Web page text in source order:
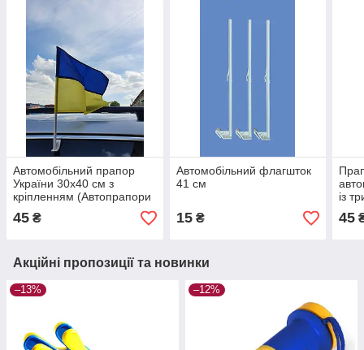
Автомобільний прапор
України 30х40 см з
кріпленням (Автопрапори
45 ₴
Автомобільний флагшток
41 см
15₴
із
45
Акційні пропозиції та новинки
–13% –12%